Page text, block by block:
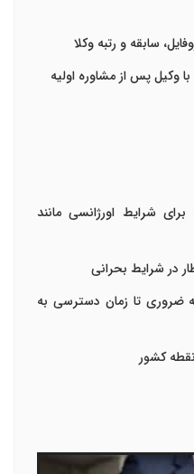
سابقه و رتبه وکلا
با وکیل پس از مشاوره اولیه
شرایط اورژانسی مانند
در شرایط بحرانی
ضروری تا زمان دسترسی به
کشور